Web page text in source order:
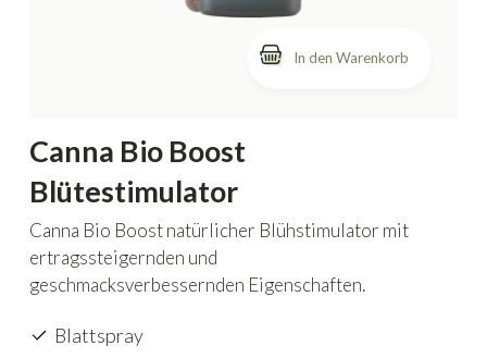
In den Warenkorb
Canna Bio Boost
Blütestimulator
Canna Bio Boost natürlicher Blühstimulator mit
ertragssteigernden und
geschmacksverbessernden Eigenschaften.
Blattspray